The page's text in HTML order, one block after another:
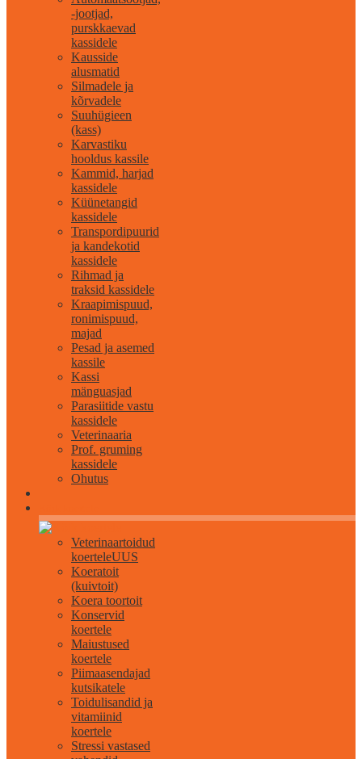
-jootjad,
purskkaevad
kassidele
Kausside
alusmatid
Silmadele ja
kõrvadele
Suuhügieen
(kass)
Karvastiku
hooldus kassile
Kammid, harjad
kassidele
Küünetangid
kassidele
Transpordipuurid
ja kandekotid
kassidele
Rihmad ja
traksid kassidele
Kraapimispuud,
ronimispuud,
majad
Pesad ja asemed
kassile
Kassi
mänguasjad
Parasiitide vastu
kassidele
Veterinaaria
Prof. gruming
kassidele
Ohutus
Veterinaartoidud
koerteleUUS
Koeratoit
(kuivtoit)
Koera toortoit
Konservid
koertele
Maiustused
koertele
Piimaasendajad
kutsikatele
Toidulisandid ja
vitamiinid
koertele
Stressi vastased